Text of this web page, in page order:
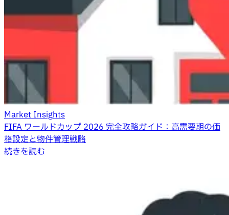
Market Insights
FIFA ワールドカップ 2026 完全攻略ガイド：高需要期の価
格設定と物件管理戦略
続きを読む